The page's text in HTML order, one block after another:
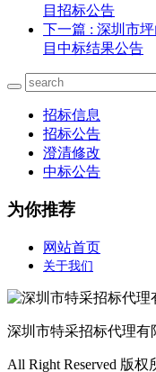
目招标公告
下一篇 : 深圳市
目中标结果公告
招标信息
招标公告
澄清修改
中标公告
为你推荐
网站首页
关于我们
深圳市特采招标代理有
All Right Reserved 版